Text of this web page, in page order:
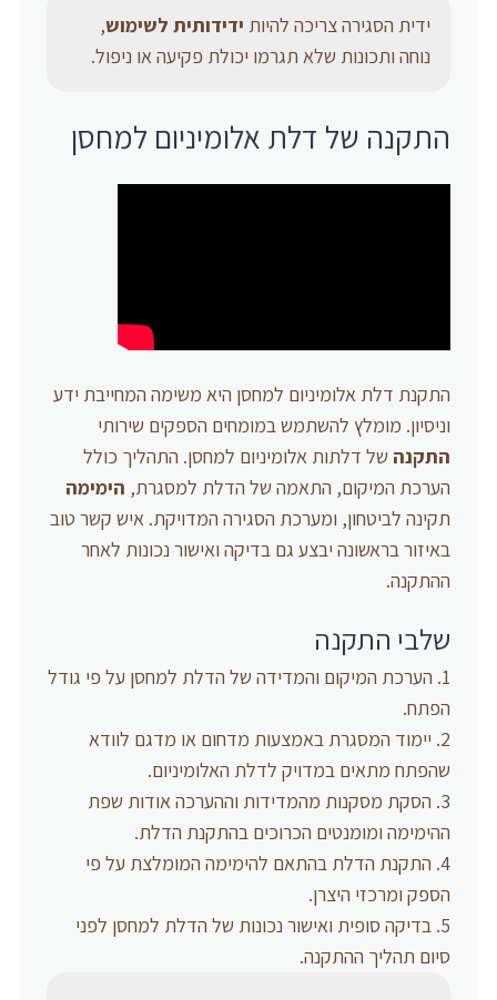
ידית הסגירה צריכה להיות ידידותית לשימוש,
נוחה ותכונות שלא תגרמו יכולת פקיעה או ניפול.
התקנה של דלת אלומיניום למחסן
התקנת דלת אלומיניום למחסן היא משימה המחייבת ידע
וניסיון. מומלץ להשתמש במומחים הספקים שירותי
התקנה של דלתות אלומיניום למחסן. התהליך כולל
הערכת המיקום, התאמה של הדלת למסגרת, הימימה
תקינה לביטחון, ומערכת הסגירה המדויקת. איש קשר טוב
באיזור בראשונה יבצע גם בדיקה ואישור נכונות לאחר
ההתקנה.
שלבי התקנה
הערכת המיקום והמדידה של הדלת למחסן על פי גודל
הפתח.
יימוד המסגרת באמצעות מדחום או מדגם לוודא
שהפתח מתאים במדויק לדלת האלומיניום.
הסקת מסקנות מהמדידות וההערכה אודות שפת
ההימימה ומומנטים הכרוכים בהתקנת הדלת.
התקנת הדלת בהתאם להימימה המומלצת על פי
הספק ומרכזי היצרן.
בדיקה סופית ואישור נכונות של הדלת למחסן לפני
סיום תהליך ההתקנה.